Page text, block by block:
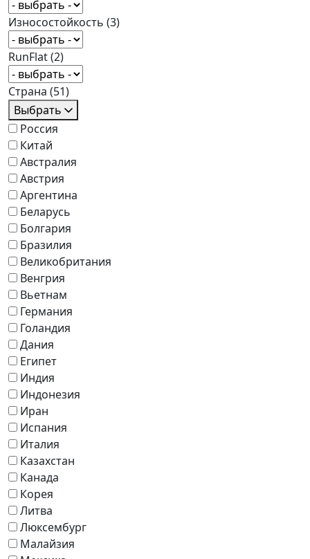
Износостойкость (3)
RunFlat(2)
Страна (51)
Выбрать
Россия
Китай
Австралия
Австрия
Аргентина
Беларусь
Болгария
Бразилия
Великобритания
Венгрия
Вьетнам
Германия
Голандия
Дания
Египет
Индия
Индонезия
Иран
Испания
Италия
Казахстан
Канада
Корея
Литва
Люксембург
Малайзия